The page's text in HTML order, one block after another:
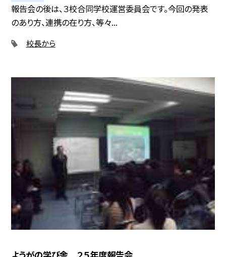
報告会の後は、３校合同学校運営委員会です。今回の発表
のあり方、連携の在り方、等々...
校長から